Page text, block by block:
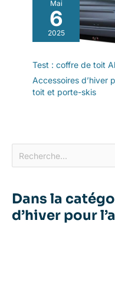
Mai
6
2025
Test : coffre de toit
Accessoires d’hiver
toit et porte-skis
Dans la
d’hiver pour